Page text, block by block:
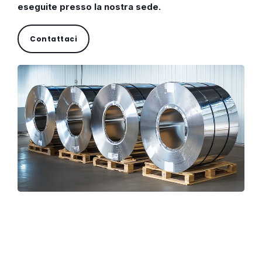
eseguite presso la nostra sede.
Contattaci